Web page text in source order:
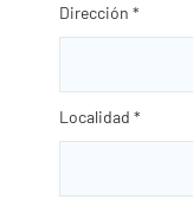
Dirección *
Localidad *